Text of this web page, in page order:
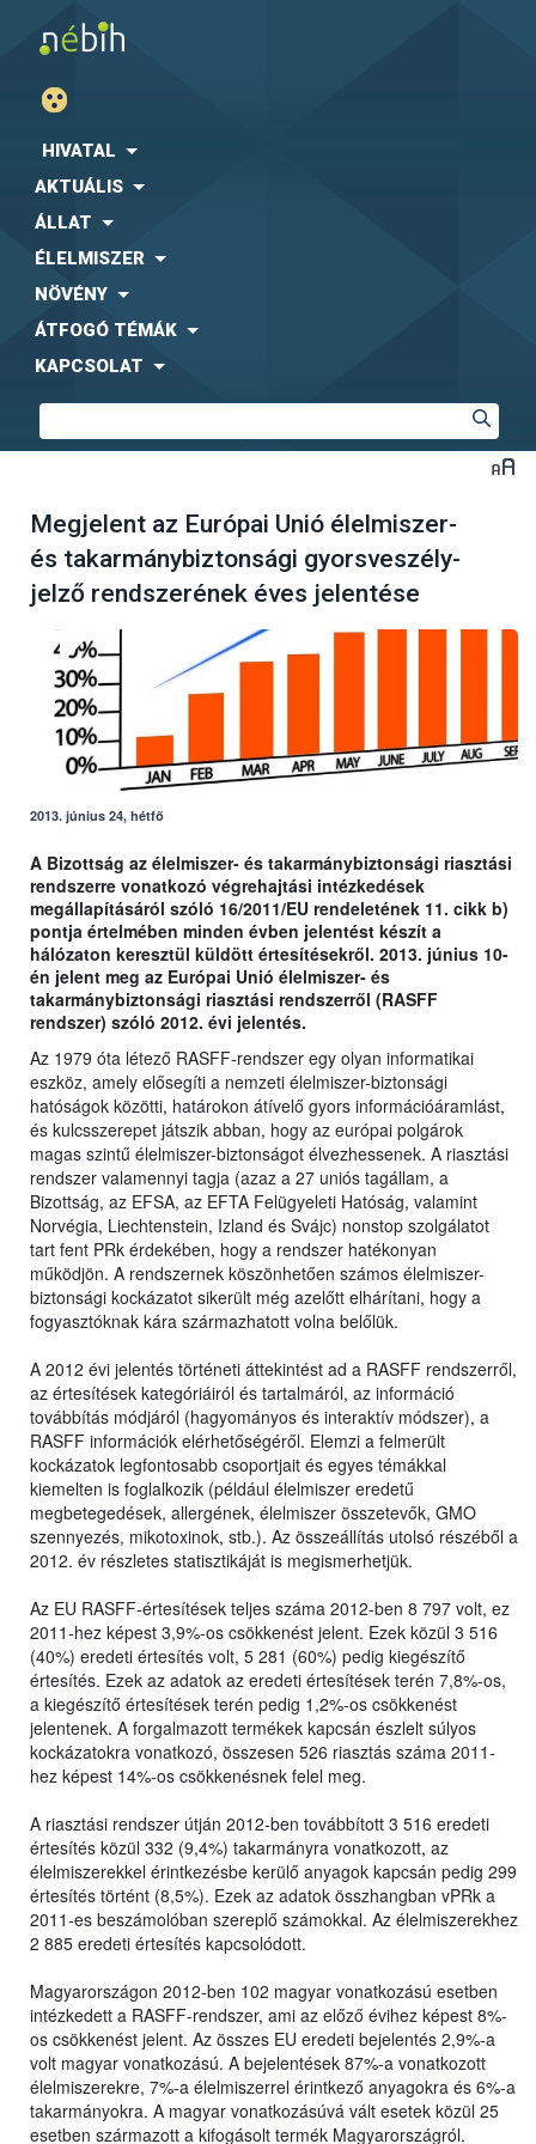
HIVATAL
AKTUÁLIS
ÁLLAT
ÉLELMISZER
NÖVÉNY
ÁTFOGÓ TÉMÁK
KAPCSOLAT
Megjelent az Európai Unió élelmiszer-
és takarmánybiztonsági gyorsveszély-
jelző rendszerének éves jelentése
2013. június 24, hétfő
A Bizottság az élelmiszer- és takarmánybiztonsági riasztási
rendszerre vonatkozó végrehajtási intézkedések
megállapításáról szóló 16/2011/EU rendeletének 11. cikk b)
pontja értelmében minden évben jelentést készít a
hálózaton keresztül küldött értesítésekről. 2013. június 10-
én jelent meg az Európai Unió élelmiszer- és
takarmánybiztonsági riasztási rendszerről (RASFF
rendszer) szóló 2012. évi jelentés.
Az 1979 óta létező RASFF-rendszer egy olyan informatikai
eszköz, amely elősegíti a nemzeti élelmiszer-biztonsági
hatóságok közötti, határokon átívelő gyors információáramlást,
és kulcsszerepet játszik abban, hogy az európai polgárok
magas szintű élelmiszer-biztonságot élvezhessenek. A riasztási
rendszer valamennyi tagja (azaz a 27 uniós tagállam, a
Bizottság, az EFSA, az EFTA Felügyeleti Hatóság, valamint
Norvégia, Liechtenstein, Izland és Svájc) nonstop szolgálatot
tart fent PRk érdekében, hogy a rendszer hatékonyan
működjön. A rendszernek köszönhetően számos élelmiszer-
biztonsági kockázatot sikerült még azelőtt elhárítani, hogy a
fogyasztóknak kára származhatott volna belőlük.
A 2012 évi jelentés történeti áttekintést ad a RASFF rendszerről,
az értesítések kategóriáiról és tartalmáról, az információ
továbbítás módjáról (hagyományos és interaktív módszer), a
RASFF információk elérhetőségéről. Elemzi a felmerült
kockázatok legfontosabb csoportjait és egyes témákkal
kiemelten is foglalkozik (például élelmiszer eredetű
megbetegedések, allergének, élelmiszer összetevők, GMO
szennyezés, mikotoxinok, stb.). Az összeállítás utolsó részéből a
2012. év részletes statisztikáját is megismerhetjük.
Az EU RASFF-értesítések teljes száma 2012-ben 8 797 volt, ez
2011-hez képest 3,9%-os csökkenést jelent. Ezek közül 3 516
(40%) eredeti értesítés volt, 5 281 (60%) pedig kiegészítő
értesítés. Ezek az adatok az eredeti értesítések terén 7,8%-os,
a kiegészítő értesítések terén pedig 1,2%-os csökkenést
jelentenek. A forgalmazott termékek kapcsán észlelt súlyos
kockázatokra vonatkozó, összesen 526 riasztás száma 2011-
hez képest 14%-os csökkenésnek felel meg.
A riasztási rendszer útján 2012-ben továbbított 3 516 eredeti
értesítés közül 332 (9,4%) takarmányra vonatkozott, az
élelmiszerekkel érintkezésbe kerülő anyagok kapcsán pedig 299
értesítés történt (8,5%). Ezek az adatok összhangban vPRk a
2011-es beszámolóban szereplő számokkal. Az élelmiszerekhez
2 885 eredeti értesítés kapcsolódott.
Magyarországon 2012-ben 102 magyar vonatkozású esetben
intézkedett a RASFF-rendszer, ami az előző évihez képest 8%-
os csökkenést jelent. Az összes EU eredeti bejelentés 2,9%-a
volt magyar vonatkozású. A bejelentések 87%-a vonatkozott
élelmiszerekre, 7%-a élelmiszerrel érintkező anyagokra és 6%-a
takarmányokra. A magyar vonatkozásúvá vált esetek közül 25
esetben származott a kifogásolt termék Magyarországról.